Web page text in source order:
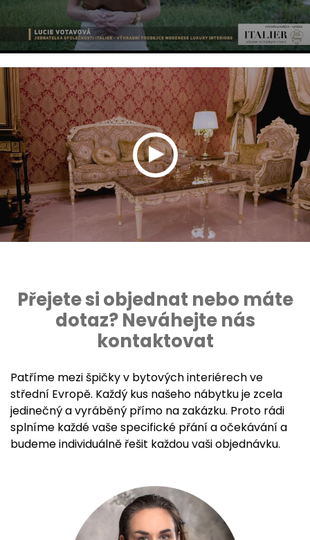
Přejete si objednat nebo máte
dotaz? Neváhejte nás
kontaktovat
Patříme mezi špičky v bytových interiérech ve
střední Evropě. Každý kus našeho nábytku je zcela
jedinečný a vyráběný přímo na zakázku. Proto rádi
splníme každé vaše specifické přání a očekávání a
budeme individuálně řešit každou vaši objednávku.